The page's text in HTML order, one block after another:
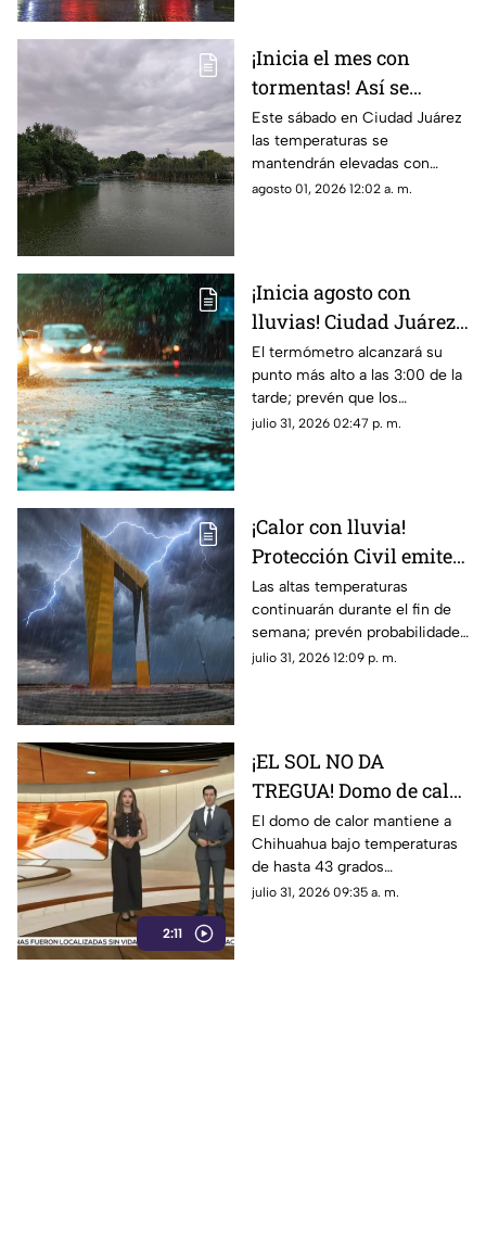
¡Inicia el mes con
tormentas! Así se
espera el clima para
hoy, 1 de agosto en
Ciudad Juárez
Este sábado en Ciudad Juárez
las temperaturas se
mantendrán elevadas con
cerca de 40 grados y
agosto 01, 2026 12:02 a. m.
¡Inicia agosto con
lluvias! Ciudad Juárez
empieza este mes con
temperaturas de hasta
39°C y probabilidad de
TORMENTAS
El termómetro alcanzará su
punto más alto a las 3:00 de la
tarde; prevén que los
chubascos y tormentas se
julio 31, 2026 02:47 p. m.
¡Calor con lluvia!
Protección Civil emite
alerta preventiva por
calor extremo y
posibles tormentas
HOY en Ciudad Juárez
Las altas temperaturas
continuarán durante el fin de
semana; prevén probabilidades
de lluvia de hasta un 40 por
julio 31, 2026 12:09 p. m.
2:11
¡EL SOL NO DA
TREGUA! Domo de calor
dispara el termómetro
hasta los 43 grados y
pone vidas en riesgo
El domo de calor mantiene a
Chihuahua bajo temperaturas
de hasta 43 grados
centígrados, aumentando el
julio 31, 2026 09:35 a. m.